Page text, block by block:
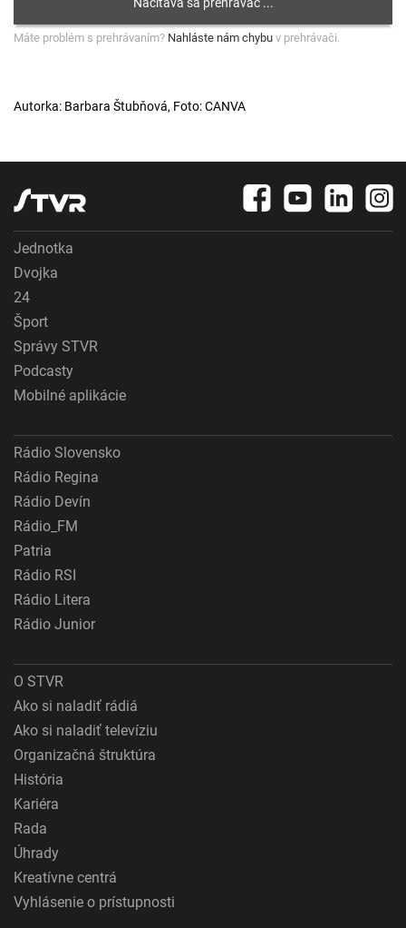
Máte problém s prehrávaním? Nahláste nám chybu v prehrávači.
Autorka: Barbara Štubňová, Foto: CANVA
Jednotka
Dvojka
24
Šport
Správy STVR
Podcasty
Mobilné aplikácie
Rádio Slovensko
Rádio Regina
Rádio Devín
Rádio_FM
Patria
Rádio RSI
Rádio Litera
Rádio Junior
O STVR
Ako si naladiť rádiá
Ako si naladiť televíziu
Organizačná štruktúra
História
Kariéra
Rada
Úhrady
Kreatívne centrá
Vyhlásenie o prístupnosti